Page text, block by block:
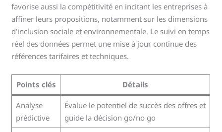
favorise aussi la compétitivité en incitant les entreprises à
affiner leurs propositions, notamment sur les dimensions
d’inclusion sociale et environnementale. Le suivi en temps
réel des données permet une mise à jour continue des
références tarifaires et techniques.
Points clés Détails
Analyse
prédictive
Évalue le potentiel de succès des offres et
guide la décision go/no go